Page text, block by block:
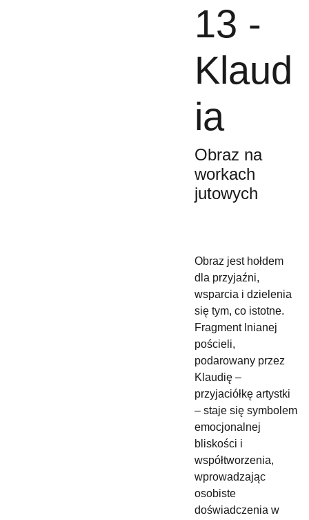
13 -
Klaud
ia
Obraz na
workach
jutowych
Obraz jest hołdem
dla przyjaźni,
wsparcia i dzielenia
się tym, co istotne.
Fragment lnianej
pościeli,
podarowany przez
Klaudię –
przyjaciółkę artystki
– staje się symbolem
emocjonalnej
bliskości i
współtworzenia,
wprowadzając
osobiste
doświadczenia w